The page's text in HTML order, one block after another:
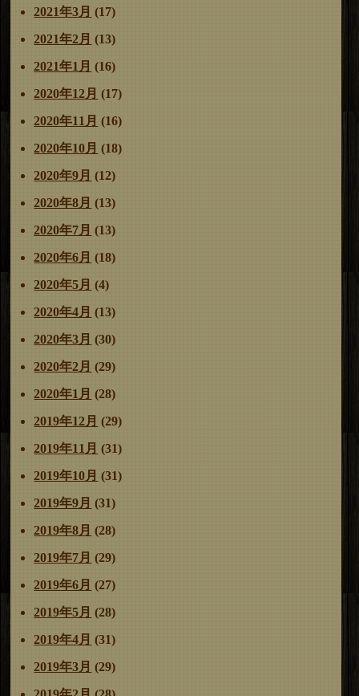
2021年3月 (17)
2021年2月 (13)
2021年1月 (16)
2020年12月 (17)
2020年11月 (16)
2020年10月 (18)
2020年9月 (12)
2020年8月 (13)
2020年7月 (13)
2020年6月 (18)
2020年5月 (4)
2020年4月 (13)
2020年3月 (30)
2020年2月 (29)
2020年1月 (28)
2019年12月 (29)
2019年11月 (31)
2019年10月 (31)
2019年9月 (31)
2019年8月 (28)
2019年7月 (29)
2019年6月 (27)
2019年5月 (28)
2019年4月 (31)
2019年3月 (29)